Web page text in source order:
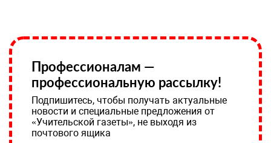
Профессионалам —
профессиональную рассылку!
Подпишитесь, чтобы получать актуальные
новости и специальные предложения от
«Учительской газеты», не выходя из
почтового ящика